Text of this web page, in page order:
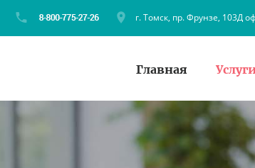
г. Томск, пр. Фрунзе, 103Д
Главная